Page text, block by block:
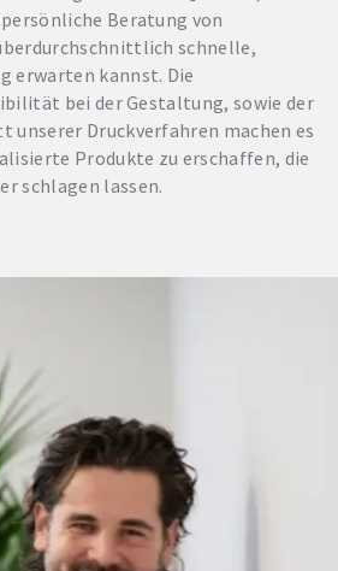
Beratung von
schnelle,
erwarten kannst. Die
bei der Gestaltung, sowie der
unserer Druckverfahren machen es
Produkte zu erschaffen, die
schlagen lassen.